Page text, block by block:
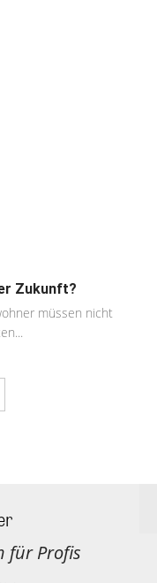
Zukunft?
müssen nicht
für Profis